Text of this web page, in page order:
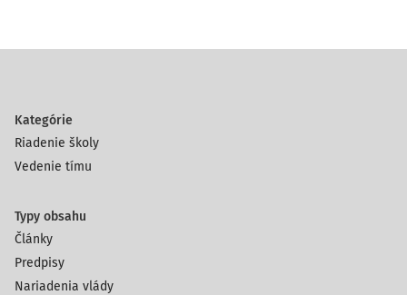
Kategórie
Riadenie školy
Vedenie tímu
Typy obsahu
Články
Predpisy
Nariadenia vlády